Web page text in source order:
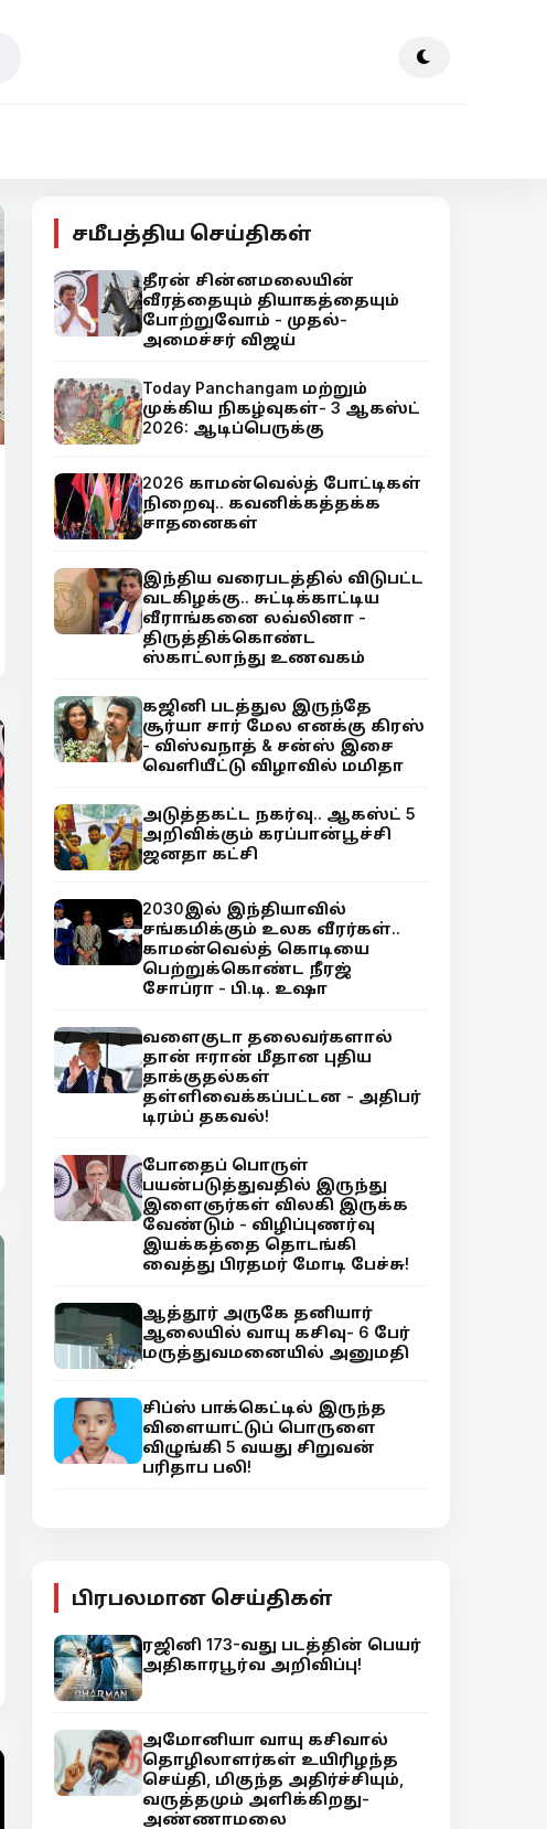
சமீபத்திய செய்திகள்
தீரன் சின்னமலையின்
வீரத்தையும் தியாகத்தையும்
போற்றுவோம் - முதல்-
அமைச்சர் விஜய்
Today Panchangam மற்றும்
முக்கிய நிகழ்வுகள்- 3 ஆகஸ்ட்
2026: ஆடிப்பெருக்கு
2026 காமன்வெல்த் போட்டிகள்
நிறைவு.. கவனிக்கத்தக்க
சாதனைகள்
இந்திய வரைபடத்தில் விடுபட்ட
வடகிழக்கு.. சுட்டிக்காட்டிய
வீராங்கனை லவ்லினா -
திருத்திக்கொண்ட
ஸ்காட்லாந்து உணவகம்
கஜினி படத்துல இருந்தே
சூர்யா சார் மேல எனக்கு கிரஸ்
- விஸ்வநாத் & சன்ஸ் இசை
வெளியீட்டு விழாவில் மமிதா
அடுத்தகட்ட நகர்வு.. ஆகஸ்ட் 5
அறிவிக்கும் கரப்பான்பூச்சி
ஜனதா கட்சி
2030இல் இந்தியாவில்
சங்கமிக்கும் உலக வீரர்கள்..
காமன்வெல்த் கொடியை
பெற்றுக்கொண்ட நீரஜ்
சோப்ரா - பி.டி. உஷா
வளைகுடா தலைவர்களால்
தான் ஈரான் மீதான புதிய
தாக்குதல்கள்
தள்ளிவைக்கப்பட்டன - அதிபர்
டிரம்ப் தகவல்!
போதைப் பொருள்
பயன்படுத்துவதில் இருந்து
இளைஞர்கள் விலகி இருக்க
வேண்டும் - விழிப்புணர்வு
இயக்கத்தை தொடங்கி
வைத்து பிரதமர் மோடி பேச்சு!
ஆத்தூர் அருகே தனியார்
ஆலையில் வாயு கசிவு- 6 பேர்
மருத்துவமனையில் அனுமதி
சிப்ஸ் பாக்கெட்டில் இருந்த
விளையாட்டுப் பொருளை
விழுங்கி 5 வயது சிறுவன்
பரிதாப பலி!
பிரபலமான செய்திகள்
ரஜினி 173-வது படத்தின் பெயர்
அதிகாரபூர்வ அறிவிப்பு!
அமோனியா வாயு கசிவால்
தொழிலாளர்கள் உயிரிழந்த
செய்தி, மிகுந்த அதிர்ச்சியும்,
வருத்தமும் அளிக்கிறது-
அண்ணாமலை